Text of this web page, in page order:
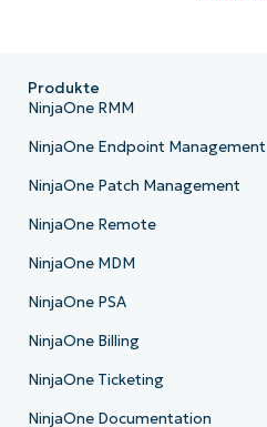
Produkte
NinjaOne RMM
NinjaOne Endpoint Management
NinjaOne Patch Management
NinjaOne Remote
NinjaOne MDM
NinjaOne PSA
NinjaOne Billing
NinjaOne Ticketing
NinjaOne Documentation